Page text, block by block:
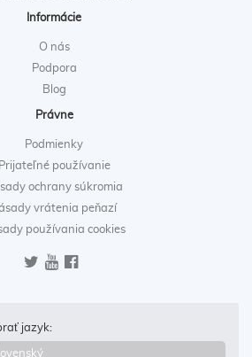
Informácie
O nás
Podpora
Blog
Právne
Podmienky
Prijateľné používanie
ochrany súkromia
vrátenia peňazí
používania cookies
jazyk: